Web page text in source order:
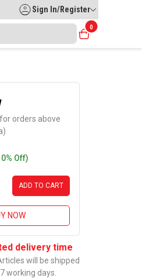
Sign In/Register
0
orders above
Off)
ADD TO CART
NOW
delivery time
will be shipped
working days.